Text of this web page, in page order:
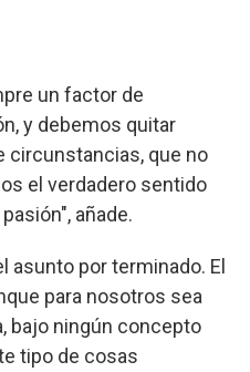
un factor de
y debemos quitar
circunstancias, que no
el verdadero sentido
añade.
asunto por terminado. El
para nosotros sea
bajo ningún concepto
tipo de cosas